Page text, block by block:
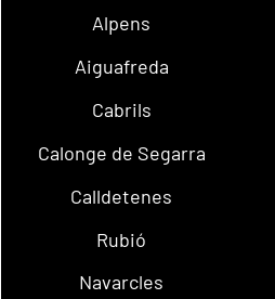
Alpens
Aiguafreda
Cabrils
Calonge de Segarra
Calldetenes
Rubió
Navarcles